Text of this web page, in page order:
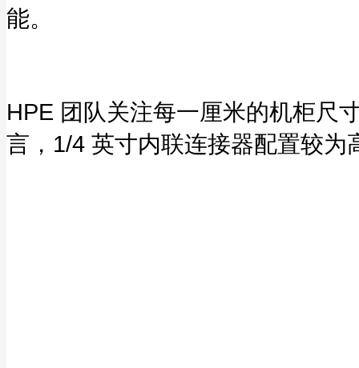
能。
HPE 团队关注每一厘米的机柜尺
言，1/4 英寸内联连接器配置较